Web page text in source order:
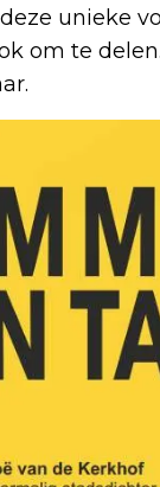
unieke
om te